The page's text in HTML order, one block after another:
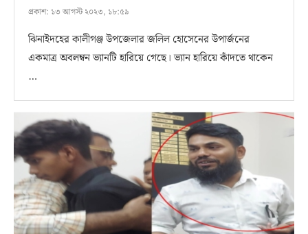
প্রকাশ: ১৩ আগস্ট ২০২৩, ১৮:৫৯
ঝিনাইদহের কালীগঞ্জ উপজেলার জলিল হোসেনের উপার্জনের
একমাত্র অবলম্বন ভ্যানটি হারিয়ে গেছে। ভ্যান হারিয়ে কাঁদতে থাকেন
…